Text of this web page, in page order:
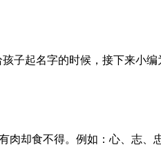
子起名字的时候，接下来小
肉却食不得。例如：心、志